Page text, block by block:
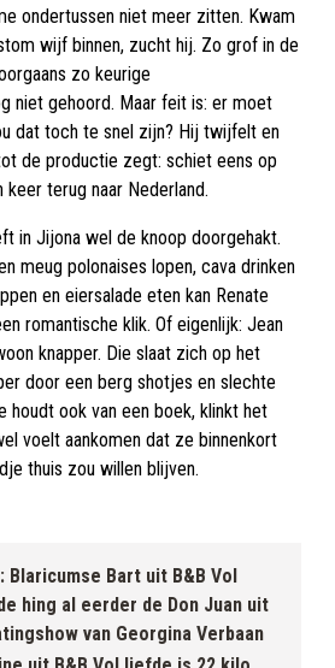
ondertussen niet meer zitten. Kwam
wijf binnen, zucht hij. Zo grof in de
zo keurige
niet gehoord. Maar feit is: er moet
dat toch te snel zijn? Hij twijfelt en
de productie zegt: schiet eens op
terug naar Nederland.
in Jijona wel de knoop doorgehakt.
meug polonaises lopen, cava drinken
en eiersalade eten kan Renate
romantische klik. Of eigenlijk: Jean
knapper. Die slaat zich op het
door een berg shotjes en slechte
houdt ook van een boek, klinkt het
voelt aankomen dat ze binnenkort
thuis zou willen blijven.
Blaricumse Bart uit B&B Vol
hing al eerder de Don Juan uit
van Georgina Verbaan